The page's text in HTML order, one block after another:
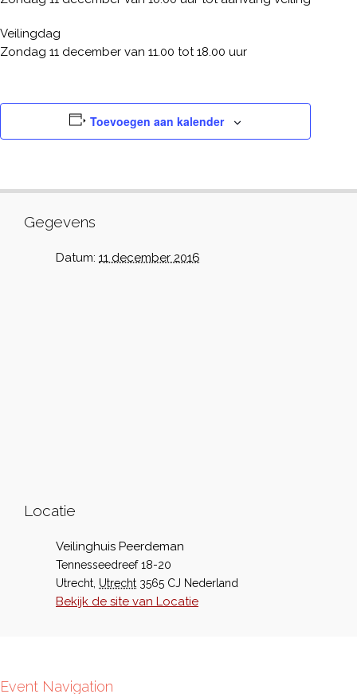
Veilingdag
Zondag 11 december van 11.00 tot 18.00 uur
Toevoegen aan kalender
Gegevens
Datum: 11 december 2016
Locatie
Veilinghuis Peerdeman
Tennesseedreef 18-20
Utrecht Utrecht 3565 CJ Nederland
Bekijk de site van Locatie
Event Navigation